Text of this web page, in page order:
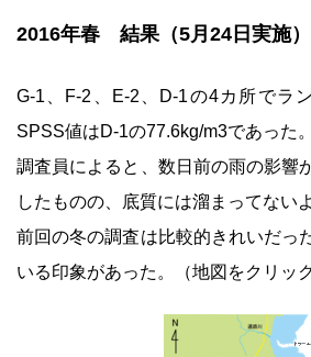
2016年春 結果（5月24日実施）
G-1、F-2、E-2、D-1の4カ所でラ
SPSS値はD-1の77.6kg/m3であった。
調査員によると、数日前の雨の影響
したものの、底質には溜まってない
前回の冬の調査は比較的きれいだっ
いる印象があった。（地図をクリッ